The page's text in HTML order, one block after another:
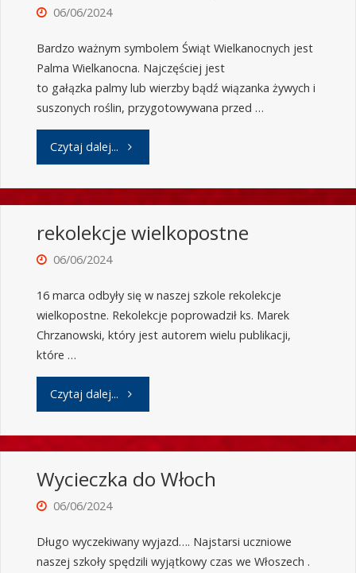
06/06/2024
Bardzo ważnym symbolem Świąt Wielkanocnych jest
Palma Wielkanocna. Najczęściej jest
to gałązka palmy lub wierzby bądź wiązanka żywych i
suszonych roślin, przygotowywana przed …
Czytaj dalej...
rekolekcje wielkopostne
06/06/2024
16 marca odbyły się w naszej szkole rekolekcje
wielkopostne. Rekolekcje poprowadził ks. Marek
Chrzanowski, który jest autorem wielu publikacji,
które …
Czytaj dalej...
Wycieczka do Włoch
06/06/2024
Długo wyczekiwany wyjazd…. Najstarsi uczniowe
naszej szkoły spędzili wyjątkowy czas we Włoszech .